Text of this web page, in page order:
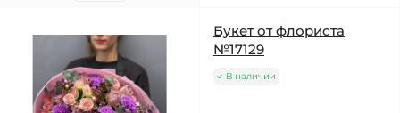
Букет от флориста
№17129
В наличии